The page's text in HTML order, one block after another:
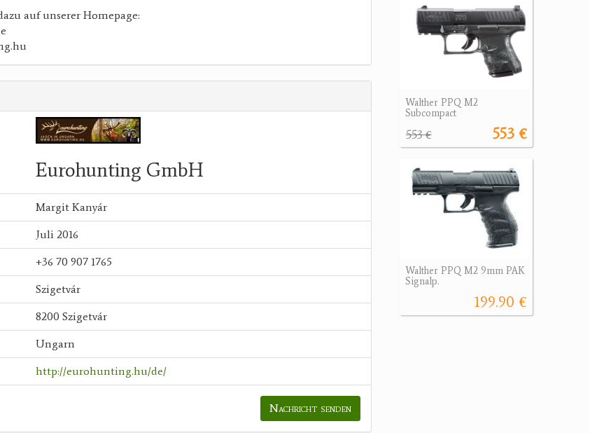
auf unserer Homepage:
Eurohunting GmbH
Margit Kanyár
Juli 2016
+36 70 907 1765
Szigetvár
8200 Szigetvár
Ungarn
http://eurohunting.hu/de/
Nachricht senden
Walther PPQ M2
Subcompact
553 €
553 €
Walther PPQ M2 9mm PAK
Signalp.
199.90 €